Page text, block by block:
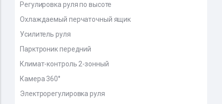
Регулировка руля по высоте
Охлаждаемый перчаточный ящик
Усилитель руля
Парктроник передний
Климат-контроль 2-зонный
Камера 360°
Электрорегулировка руля